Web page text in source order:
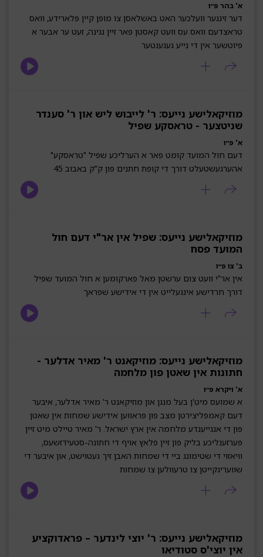
א' בהר פ״ו
דער זינגער וועלכער האט באשלאסן צו מופן קיין פלארידע, וואס
טראצדעם וואס עס וועט קאסטן פאר זיין נגינה, זעט ער אבער א
פיוטשער אין די נייע געגענטער
מוזיקאלישע נייעס: ר' לייבוש ליש און ר' סענדר
שניטצער - טראסקע שפיל
א' פ״ו
דעם חול המועד קומט פאר א הערליכע שפיל "טראסקע"
אהערגעשטעלט דורך די קופת חתנים פון ק"ק באבוב 45
מוזיקאלישע נייעס: שפיל אין אר"י דעם חול
המועד פסח
ב' צו פ״ו
אין אר"י וועט צום ערשטן מאל פארקומען א חול המועד שפיל
דורך חרדישע אינגעלייט אין די אידישע שפראך
מוזיקאלישע נייעס: מוזיקאנט ר' מאיר אדלער -
חתונות אין שאטן פון מלחמה
א' ויקרא פ״ו
א שמועס מיט'ן בעל מנגן און מוזיקאנט ר' מאיר אדלער, איבער
דעם קאמפליצירטן מצב פון פראווען אידישע שמחות אין שאטן
פון די אנגייענדע מלחמה אין ארץ ישראל. ר' מאיר טיילט מיט זיין
פערזענליכע בליק פון זיין פלאץ אויף די חתונה-סטעידזשעס,
וויאזוי די שטימונג ביי די שמחות האבן זיך געטוישט, און איבער די
שוועריגקייטן צו טרעוולען צו שמחות
מוזיקאלישע נייעס: ר' יוצי לינדער – פראדוקציע
אין יוצי'ס סטודיאו